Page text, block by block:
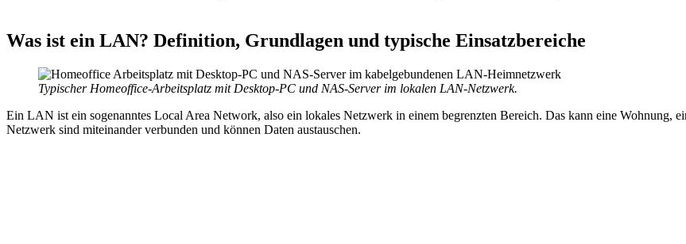
Was ist ein LAN? Definition, Grundlagen und typische Einsatzbereiche
Typischer Homeoffice-Arbeitsplatz mit Desktop-PC und NAS-Server im lokalen LAN-Netzwerk.
Ein LAN ist ein sogenanntes Local Area Network, also ein lokales Netzwerk in einem begrenzten Bereich. Das kann eine Wohnung,
Netzwerk sind miteinander verbunden und können Daten austauschen.